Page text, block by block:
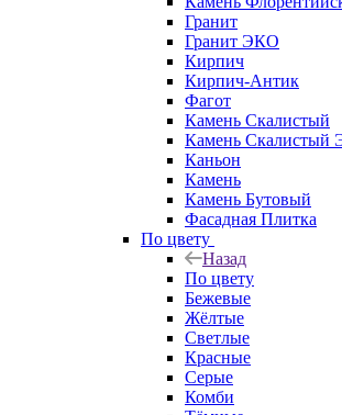
Гранит
Гранит ЭКО
Кирпич
Кирпич-Антик
Фагот
Камень Скалистый
Камень Скалистый
Каньон
Камень
Камень Бутовый
Фасадная Плитка
По цвету
Назад
По цвету
Бежевые
Жёлтые
Светлые
Красные
Серые
Комби